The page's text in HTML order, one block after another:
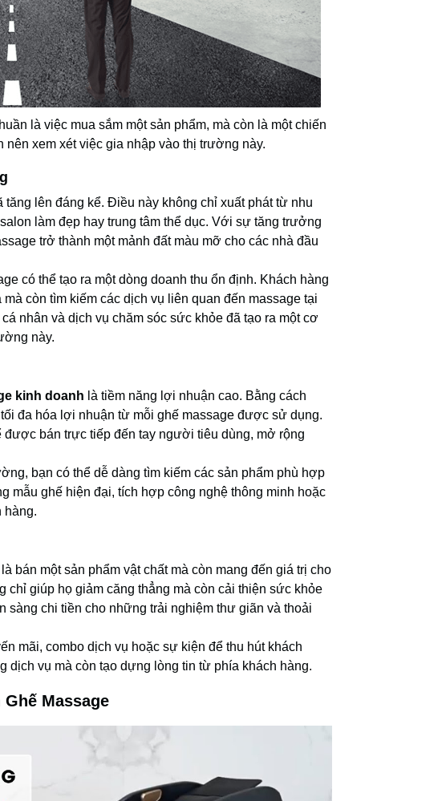
là việc mua sắm một sản phẩm, mà còn là một chiến
xem xét việc gia nhập vào thị trường này.
lên đáng kể. Điều này không chỉ xuất phát từ nhu
làm đẹp hay trung tâm thể dục. Với sự tăng trưởng
trở thành một mảnh đất màu mỡ cho các nhà đầu
có thể tạo ra một dòng doanh thu ổn định. Khách hàng
còn tìm kiếm các dịch vụ liên quan đến massage tại
nhân và dịch vụ chăm sóc sức khỏe đã tạo ra một cơ
này.
kinh doanh là tiềm năng lợi nhuận cao. Bằng cách
đa hóa lợi nhuận từ mỗi ghế massage được sử dụng.
được bán trực tiếp đến tay người tiêu dùng, mở rộng
bạn có thể dễ dàng tìm kiếm các sản phẩm phù hợp
mẫu ghế hiện đại, tích hợp công nghệ thông minh hoặc
hàng.
bán một sản phẩm vật chất mà còn mang đến giá trị cho
chỉ giúp họ giảm căng thẳng mà còn cải thiện sức khỏe
chi tiền cho những trải nghiệm thư giãn và thoải
mãi, combo dịch vụ hoặc sự kiện để thu hút khách
dịch vụ mà còn tạo dựng lòng tin từ phía khách hàng.
Massage